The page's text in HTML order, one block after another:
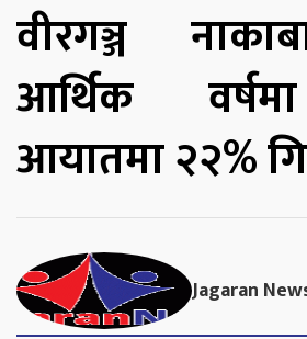
वीरगञ्ज
आर्थिक
आयातमा २२%
Jagaran